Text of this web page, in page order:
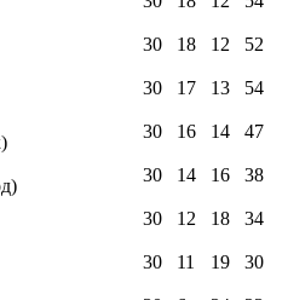
30 18 12 52
30 17 13 54
30 16 14 47
30 14 16 38
30 12 18 34
30 11 19 30